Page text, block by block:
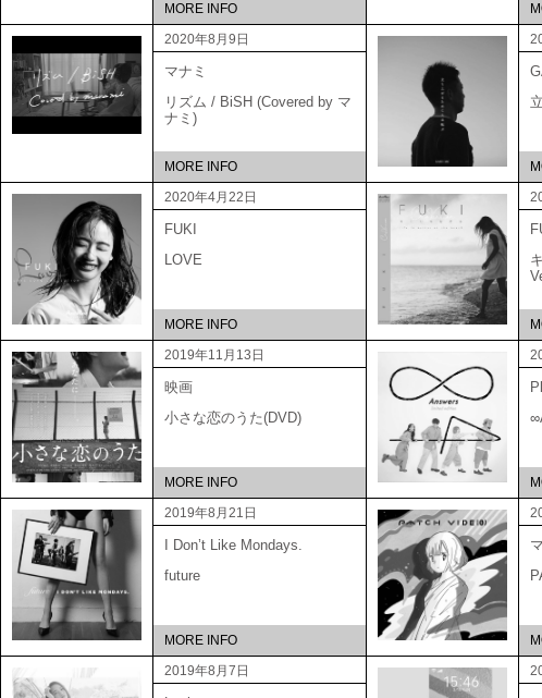
MORE INFO
2020年8月9日
マナミ
リズム / BiSH (Covered by マ
ナミ)
MORE INFO
2020年4月22日
FUKI
LOVE
MORE INFO
2019年11月13日
映画
小さな恋のうた(DVD)
MORE INFO
2019年8月21日
I Don’t Like Mondays.
future
MORE INFO
2019年8月7日